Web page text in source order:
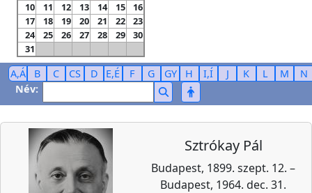
10
11 12 13 14 15
16
17
18 19 20 21 22
23
24
25 26 27 28 29
30
31
A,Á B C CS D E,É F G GY H I,Í J K L M
N
Név:
Sztrókay Pál
Budapest, 1899. szept. 12. –
Budapest, 1964. dec. 31.